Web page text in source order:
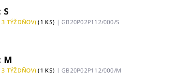
S
3 TÝŽDŇOV)(1 KS) | GB20P02P112/000/S
M
3 TÝŽDŇOV)(1 KS) | GB20P02P112/000/M